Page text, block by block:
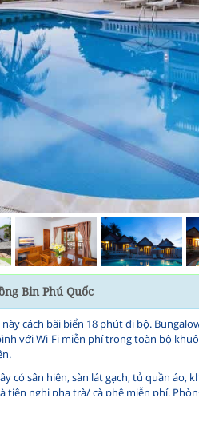
Bin Phú Quốc
cách bãi biển 18 phút đi bộ.
với Wi-Fi miễn phí trong toàn bộ
có sân hiên, sàn lát gạch, tủ quần
tiện nghi pha trà/ cà phê miễn phí.